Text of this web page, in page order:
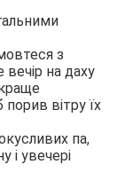
з
на даху
вітру їх
па,
і увечері